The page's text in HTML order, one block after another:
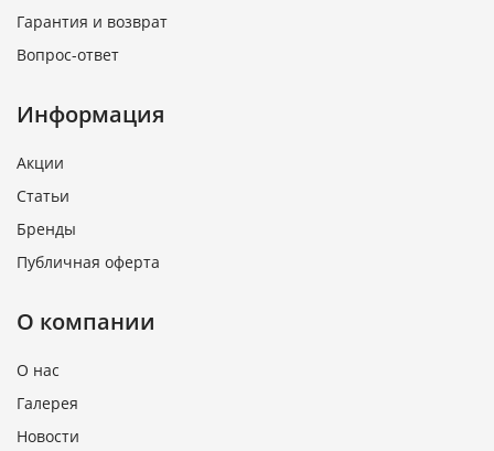
Гарантия и возврат
Вопрос-ответ
Информация
Акции
Статьи
Бренды
Публичная оферта
О компании
О нас
Галерея
Новости